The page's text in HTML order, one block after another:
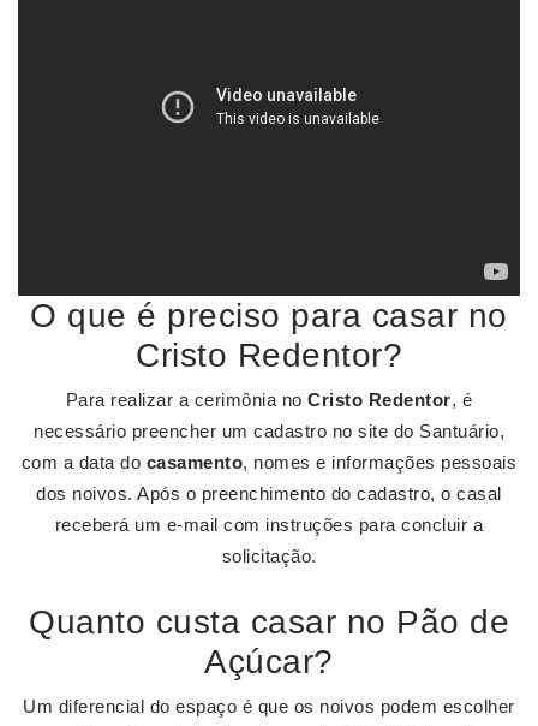
O que é preciso para casar no
Cristo Redentor?
Para realizar a cerimônia noCristo Redentor, é
necessário preencher um cadastro no site do Santuário,
com a data do casamento, nomes e informações pessoais
dos noivos. Após o preenchimento do cadastro, o casal
receberá um e-mail com instruções para concluir a
solicitação.
Quanto custa casar no Pão de
Açúcar?
Um diferencial do espaço é que os noivos podem escolher